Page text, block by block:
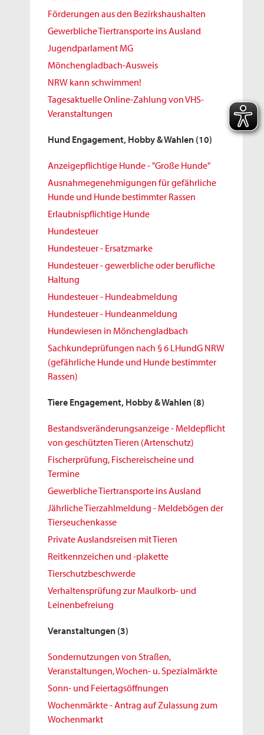
Förderungen aus den Bezirkshaushalten
Gewerbliche Tiertransporte ins Ausland
Jugendparlament MG
Mönchengladbach-Ausweis
NRW kann schwimmen!
Tagesaktuelle Online-Zahlung von VHS-
Veranstaltungen
Hund Engagement, Hobby & Wahlen (10)
Anzeigepflichtige Hunde - "Große Hunde"
Ausnahmegenehmigungen für gefährliche
Hunde und Hunde bestimmter Rassen
Erlaubnispflichtige Hunde
Hundesteuer
Hundesteuer - Ersatzmarke
Hundesteuer - gewerbliche oder berufliche
Haltung
Hundesteuer - Hundeabmeldung
Hundesteuer - Hundeanmeldung
Hundewiesen in Mönchengladbach
Sachkundeprüfungen nach § 6 LHundG NRW
(gefährliche Hunde und Hunde bestimmter
Rassen)
Tiere Engagement, Hobby & Wahlen (8)
Bestandsveränderungsanzeige - Meldepflicht
von geschützten Tieren (Artenschutz)
Fischerprüfung, Fischereischeine und
Termine
Gewerbliche Tiertransporte ins Ausland
Jährliche Tierzahlmeldung - Meldebögen der
Tierseuchenkasse
Private Auslandsreisen mit Tieren
Reitkennzeichen und -plakette
Tierschutzbeschwerde
Verhaltensprüfung zur Maulkorb- und
Leinenbefreiung
Veranstaltungen (3)
Sondernutzungen von Straßen,
Veranstaltungen, Wochen- u. Spezialmärkte
Sonn- und Feiertagsöffnungen
Wochenmärkte - Antrag auf Zulassung zum
Wochenmarkt